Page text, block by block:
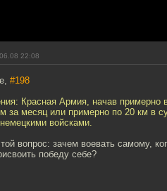
22:08
#198
Красная Армия, начав примерно
за месяц или примерно по 20 км в
войсками.
вопрос: зачем воевать самому,
победу себе?